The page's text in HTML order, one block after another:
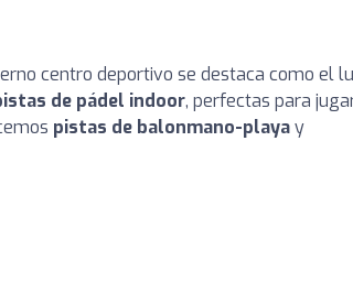
centro deportivo se destaca como el
de pádel indoor, perfectas para
pistas de balonmano-playay